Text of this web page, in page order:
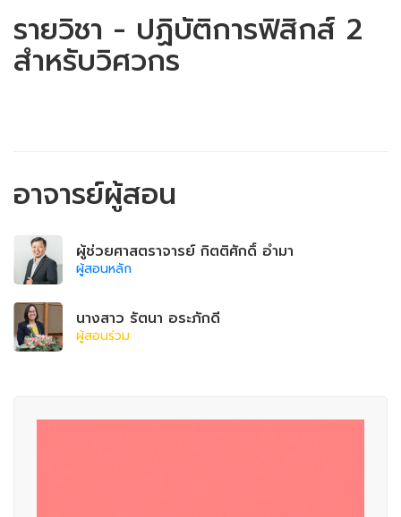
รายวิชา - ปฏิบัติการฟิสิกส์ 2
สำหรับวิศวกร
อาจารย์ผู้สอน
ผู้ช่วยศาสตราจารย์ กิตติศักดิ์ อำมา
ผู้สอนหลัก
นางสาว รัตนา อระภักดี
ผู้สอนร่วม